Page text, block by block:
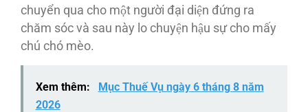
chuyển qua cho một người đại diện đứng ra
chăm sóc và sau này lo chuyện hậu sự cho mấy
chú chó mèo.
Xem thêm:
Mục Thuế Vụ ngày 6 tháng 8 năm
2026